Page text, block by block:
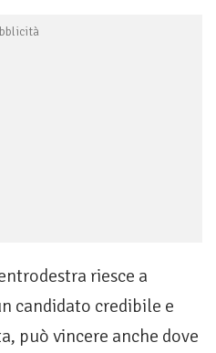
riesce a
candidato credibile e
può vincere anche dove